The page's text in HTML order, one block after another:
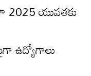
యువతకు
ఉద్యోగాలు